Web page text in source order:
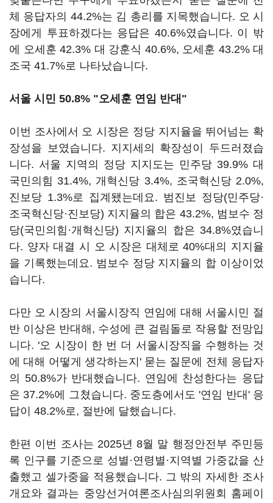
체 응답자의 44.2%는 김 총리를 지목했습니다. 오 시
장에게 투표하겠다는 응답은 40.6%였습니다. 이 밖
에 오세훈 42.3% 대 강훈식 40.6%, 오세훈 43.2% 대
조국 41.7%로 나타났습니다.
서울 시민 50.8% "오세훈 연임 반대"
이번 조사에서 오 시장은 정당 지지율을 뛰어넘는 확
장성을 보였습니다. 지지세의 확장성이 두드러졌습
니다. 서울 지역의 정당 지지도는 민주당 39.9% 대
국민의힘 31.4%, 개혁신당 3.4%, 조국혁신당 2.0%,
진보당 1.3%로 집계됐는데요. 범진보 정당(민주당·
조국혁신당·진보당) 지지율의 합은 43.2%, 범보수 정
당(국민의힘·개혁신당) 지지율의 합은 34.8%였습니
다. 양자 대결 시 오 시장은 대체로 40%대의 지지율
을 기록했는데요. 범보수 정당 지지율의 합 이상이었
습니다.
다만 오 시장의 서울시장직 연임에 대해 서울시민 절
반 이상은 반대해, 수성에 큰 걸림돌로 작용할 전망입
니다. '오 시장이 한 번 더 서울시장직을 수행하는 것
에 대해 어떻게 생각하는지' 묻는 질문에 전체 응답자
의 50.8%가 반대했습니다. 연임에 찬성한다는 응답
은 37.2%에 그쳤습니다. 중도층에서도 '연임 반대' 응
답이 48.2%로, 절반에 달했습니다.
한편 이번 조사는 2025년 8월 말 행정안전부 주민등
록 인구를 기준으로 성별·연령별·지역별 가중값을 산
출했고 셀가중을 적용했습니다. 그 밖의 자세한 조사
개요와 결과는 중앙선거여론조사심의위원회 홈페이